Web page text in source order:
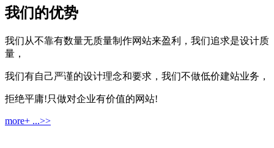
我们的优势
我们从不靠有数量无质量制作网站来盈利，我们追求是设计质
量，
我们有自己严谨的设计理念和要求，我们不做低价建站业务，
拒绝平庸!只做对企业有价值的网站!
more+ ...>>